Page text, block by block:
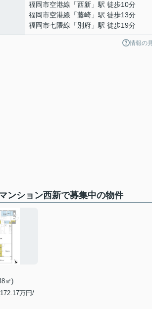
福岡市空港線 「西新 」駅 徒歩10分
福岡市空港線 「藤崎 」駅 徒歩13分
福岡市七隈線 「別府 」駅 徒歩19分
情報の
ンション西新で募集中の物件
㎡)
万円/